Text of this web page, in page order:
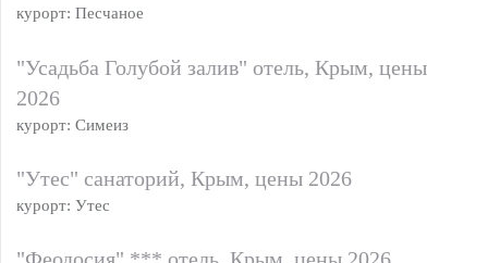
курорт: Песчаное
"Усадьба Голубой залив" отель, Крым, цены
2026
курорт: Симеиз
"Утес" санаторий, Крым, цены 2026
курорт: Утес